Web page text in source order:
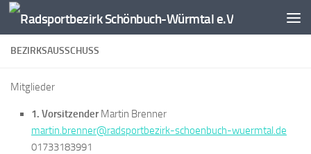
Zum Inhalt springen
BEZIRKSAUSSCHUSS
Mitglieder
1. VorsitzenderMartin Brenner
martin.brenner@radsportbezirk-schoenbuch-wuermtal.de
01733183991